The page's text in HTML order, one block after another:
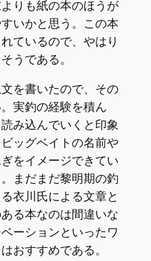
りも紙の本のほうが
いかと思う。この本
ているので、やはり
うである。
を書いたので、その
実釣の経験を積ん
み込んでいくと印象
ッグベイトの名前や
をイメージできてい
まだまだ黎明期の釣
衣川氏による文章と
る本なのは間違いな
ーションといったワ
おすすめである。